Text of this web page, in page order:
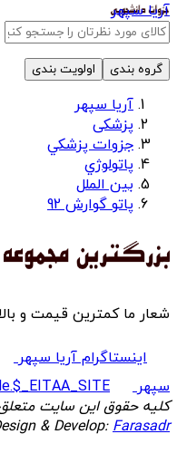
آریا سپهر
گروه بندی اولویت بندی
آریا سپهر
پزشکی
جزوات پزشكي
پاتولوژي
بین الملل
پاتو گوارش 92
شعار ما کمترین قیمت و
اینستاگرام آریا سپهر
سپهر
کلیه حقوق این سایت
& Develop:Farasadr